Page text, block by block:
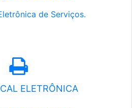
de Serviços.
ELETRÔNICA